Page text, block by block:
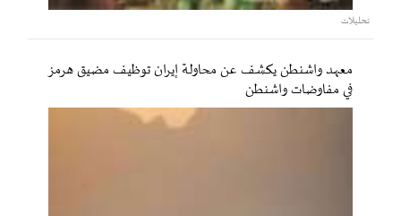
تحليلات
معهد واشنطن يكشف عن محاولة إيران توظيف مضيق هرمز
في مفاوضات واشنطن